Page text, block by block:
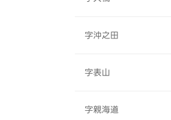
字沖之田
字表山
字親海道